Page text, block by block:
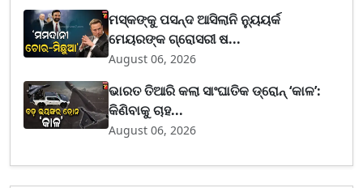
ମସ୍କଙ୍କୁ ପସନ୍ଦ ଆସିଲାନି ନ୍ୟୁୟର୍କ
ମେୟରଙ୍କ ଗ୍ରୋସରୀ ଷ...
August 06, 2026
ଭାରତ ତିଆରି କଲା ସାଂଘାତିକ ଡ୍ରୋନ୍ ‘କାଳ’:
କିଣିବାକୁ ଚାହ...
August 06, 2026